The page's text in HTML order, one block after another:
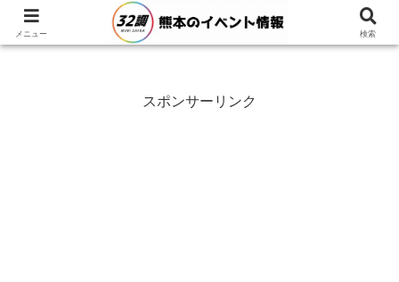
スポンサーリンク
メニュー 検索